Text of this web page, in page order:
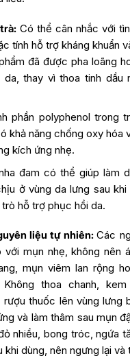
Có thể cân nhắc với
tính hỗ trợ kháng khuẩn
đã được pha loãng
thay vì thoa tinh dầu
phần polyphenol trong
khả năng chống oxy hóa
kích ứng nhẹ.
đam có thể giúp làm
ở vùng da lưng sau
hỗ trợ phục hồi da.
liệu tự nhiên:Các
với mụn nhẹ, không nên
mụn viêm lan rộng
thoa chanh, kem
rượu thuốc lên vùng lưng
và làm thâm sau mụn
nhiều, bong tróc, ngứa
khi dùng, nên ngưng lại và
da liễu LG Clinic